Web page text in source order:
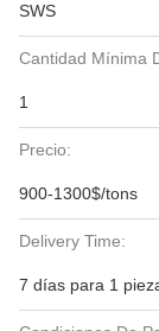
SWS
Cantidad Mínima
1
Precio:
900-1300$/tons
Delivery Time:
7 días para 1